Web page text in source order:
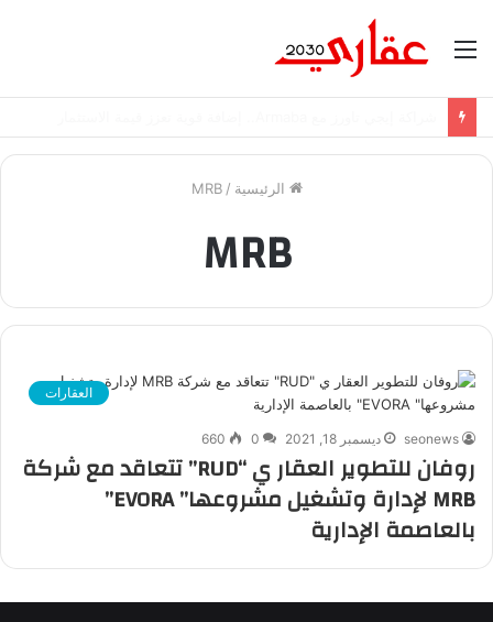
القائمة
الرئيسية /
MRB
MRB
العقارات
seonews ديسمبر 18, 2021 0
660
روفان للتطوير العقار ي “RUD” تتعاقد مع شركة
MRB لإدارة وتشغيل مشروعها” EVORA”
بالعاصمة الإدارية